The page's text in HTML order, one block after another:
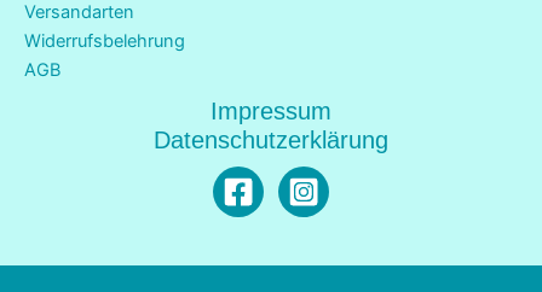
Versandarten
Widerrufsbelehrung
AGB
Impressum
Datenschutzerklärung